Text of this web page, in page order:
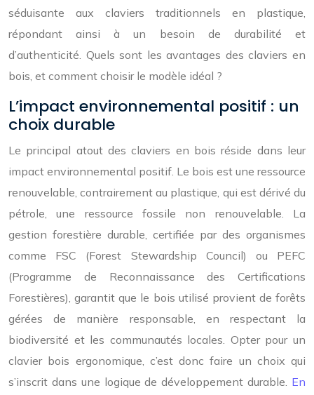
séduisante aux claviers traditionnels en plastique,
répondant ainsi à un besoin de durabilité et
d’authenticité. Quels sont les avantages des claviers en
bois, et comment choisir le modèle idéal ?
L’impact environnemental positif : un
choix durable
Le principal atout des claviers en bois réside dans leur
impact environnemental positif. Le bois est une ressource
renouvelable, contrairement au plastique, qui est dérivé du
pétrole, une ressource fossile non renouvelable. La
gestion forestière durable, certifiée par des organismes
comme FSC (Forest Stewardship Council) ou PEFC
(Programme de Reconnaissance des Certifications
Forestières), garantit que le bois utilisé provient de forêts
gérées de manière responsable, en respectant la
biodiversité et les communautés locales. Opter pour un
clavier bois ergonomique, c’est donc faire un choix qui
s’inscrit dans une logique de développement durable. En